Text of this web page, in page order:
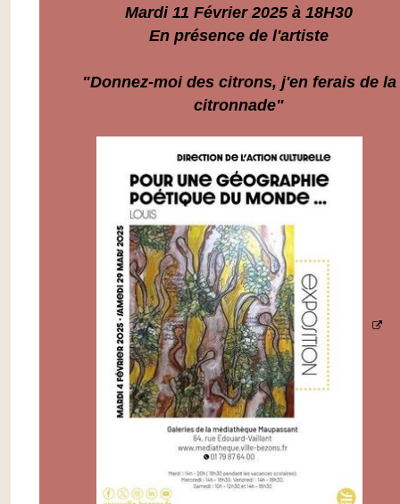
Mardi 11 Février 2025 à 18H30
En présence de l'artiste
"Donnez-moi des citrons, j'en ferais de la
citronnade"